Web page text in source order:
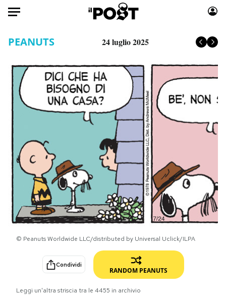
Italia
Mondo
Politica
Internet
Scienza
Cultura
Economia
Sport
Moda
Libri
Consumismi
Storie/Idee
Ok Boomer!
Media
Europa
Altrecose
Mondiali calcio 2026
PEANUTS 24 luglio 2025
© Peanuts Worldwide LLC/distributed by Universal Uclick/ILPA
Condividi
RANDOM PEANUTS
Leggi un'altra striscia tra le 4455 in archivio